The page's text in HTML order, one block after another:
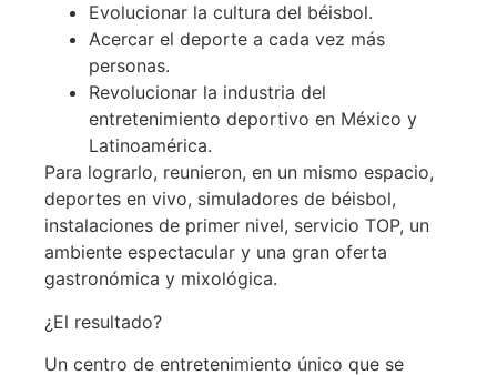
Evolucionar la cultura del béisbol.
Acercar el deporte a cada vez más
personas.
Revolucionar la industria del
entretenimiento deportivo en México y
Latinoamérica.
Para lograrlo, reunieron, en un mismo espacio,
deportes en vivo, simuladores de béisbol,
instalaciones de primer nivel, servicio TOP, un
ambiente espectacular y una gran oferta
gastronómica y mixológica.
¿El resultado?
Un centro de entretenimiento único que se